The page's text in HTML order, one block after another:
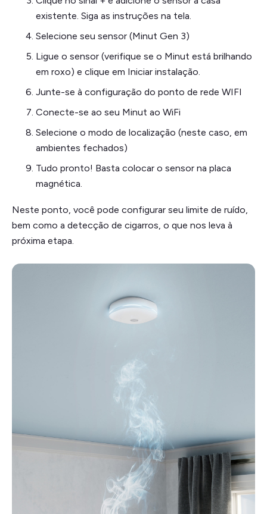
existente. Siga as instruções na tela.
Selecione seu sensor (Minut Gen 3)
Ligue o sensor (verifique se o Minut está brilhando
em roxo) e clique em Iniciar instalação.
Junte-se à configuração do ponto de rede WIFI
Conecte-se ao seu Minut ao WiFi
Selecione o modo de localização (neste caso, em
ambientes fechados)
Tudo pronto! Basta colocar o sensor na placa
magnética.
Neste ponto, você pode configurar seu limite de ruído,
bem como a detecção de cigarros, o que nos leva à
próxima etapa.